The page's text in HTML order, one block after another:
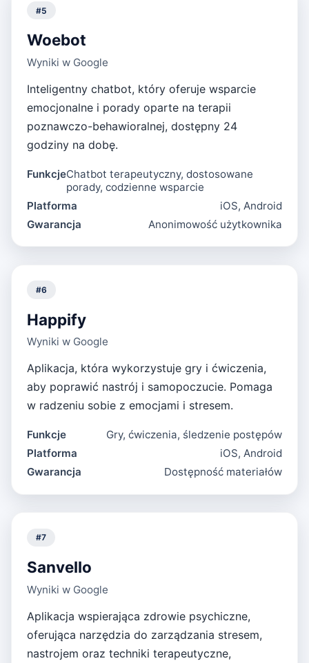
#5
Woebot
Wyniki w Google
Inteligentny chatbot, który oferuje wsparcie
emocjonalne i porady oparte na terapii
poznawczo-behawioralnej, dostępny 24
godziny na dobę.
FunkcjeChatbot terapeutyczny, dostosowane
porady, codzienne wsparcie
Platforma
iOS, Android
Gwarancja
Anonimowość użytkownika
#6
Happify
Wyniki w Google
Aplikacja, która wykorzystuje gry i ćwiczenia,
aby poprawić nastrój i samopoczucie. Pomaga
w radzeniu sobie z emocjami i stresem.
Funkcje
Gry, ćwiczenia, śledzenie postępów
Platforma
iOS, Android
Gwarancja
Dostępność materiałów
#7
Sanvello
Wyniki w Google
Aplikacja wspierająca zdrowie psychiczne,
oferująca narzędzia do zarządzania stresem,
nastrojem oraz techniki terapeutyczne,